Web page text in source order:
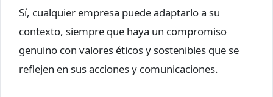
Sí, cualquier empresa puede adaptarlo a su
contexto, siempre que haya un compromiso
genuino con valores éticos y sostenibles que se
reflejen en sus acciones y comunicaciones.